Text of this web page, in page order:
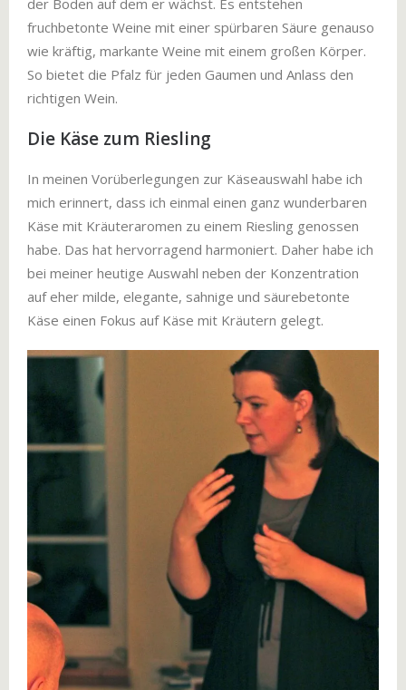
der Boden auf dem er wächst. Es entstehen
fruchbetonte Weine mit einer spürbaren Säure genauso
wie kräftig, markante Weine mit einem großen Körper.
So bietet die Pfalz für jeden Gaumen und Anlass den
richtigen Wein.
Die Käse zum Riesling
In meinen Vorüberlegungen zur Käseauswahl habe ich
mich erinnert, dass ich einmal einen ganz wunderbaren
Käse mit Kräuteraromen zu einem Riesling genossen
habe. Das hat hervorragend harmoniert. Daher habe ich
bei meiner heutige Auswahl neben der Konzentration
auf eher milde, elegante, sahnige und säurebetonte
Käse einen Fokus auf Käse mit Kräutern gelegt.